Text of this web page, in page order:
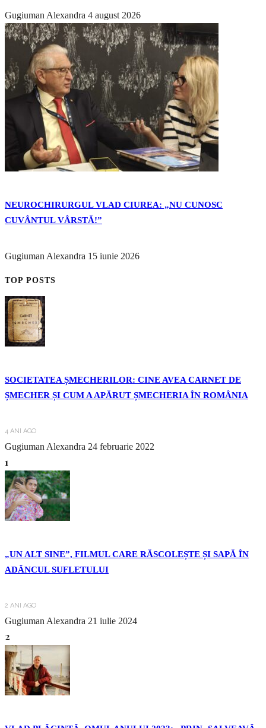
Gugiuman Alexandra 4 august 2026
NEUROCHIRURGUL VLAD CIUREA: „NU CUNOSC
CUVÂNTUL VÂRSTĂ!”
Gugiuman Alexandra 15 iunie 2026
TOP POSTS
SOCIETATEA ȘMECHERILOR: CINE AVEA CARNET DE
ȘMECHER ȘI CUM A APĂRUT ȘMECHERIA ÎN ROMÂNIA
4 ANI AGO
Gugiuman Alexandra 24 februarie 2022
1
„UN ALT SINE”, FILMUL CARE RĂSCOLEȘTE ȘI SAPĂ ÎN
ADÂNCUL SUFLETULUI
2 ANI AGO
Gugiuman Alexandra 21 iulie 2024
2